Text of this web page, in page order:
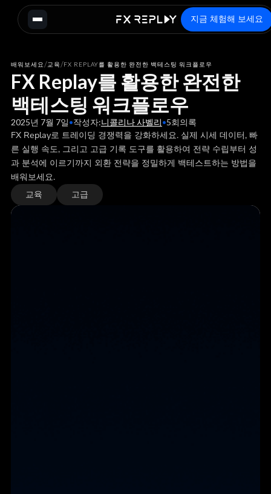
지금 체험해 보세요
배워보세요/교육/FX REPLAY를 활용한 완전한 백테스팅 워크플로우
FX Replay를 활용한 완전한
백테스팅 워크플로우
2025년 7월 7일•작성자:니콜리나 사벨리•5회의록
FX Replay로 트레이딩 경쟁력을 강화하세요. 실제 시세 데이터, 빠
른 실행 속도, 그리고 고급 기록 도구를 활용하여 전략 수립부터 성
과 분석에 이르기까지 외환 전략을 정밀하게 백테스트하는 방법을
배워보세요.
교육 고급